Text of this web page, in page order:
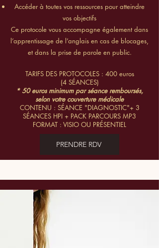
Accéder à toutes vos ressources pour atteindre
vos objectifs
Ce protocole vous accompagne également dans
l’apprentissage de l’anglais en cas de blocages,
et dans la prise de parole en public.
TARIFS DES PROTOCOLES : 400 euros
(4 SÉANCES)
* 50 euros minimum par séance remboursés,
selon votre couverture médicale
CONTENU : SÉANCE "DIAGNOSTIC"+ 3
SÉANCES HPI + PACK PARCOURS MP3
FORMAT : VISIO OU PRÉSENTIEL
PRENDRE RDV